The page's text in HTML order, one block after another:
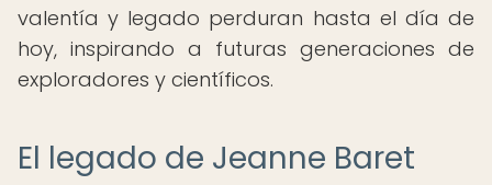
valentía y legado perduran hasta el día de
hoy, inspirando a futuras generaciones de
exploradores y científicos.
El legado de Jeanne Baret